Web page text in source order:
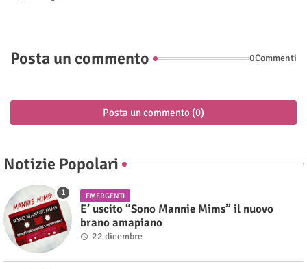
Posta un commento 0Commenti
Posta un commento (0)
Notizie Popolari
EMERGENTI
E’ uscito “Sono Mannie Mims” il nuovo
brano amapiano
22 dicembre